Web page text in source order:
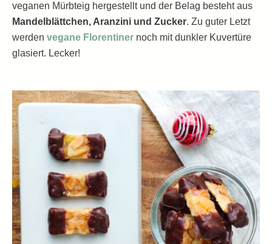
veganen Mürbteig hergestellt und der Belag besteht aus
Mandelblättchen, Aranzini und Zucker. Zu guter Letzt
werden vegane Florentiner noch mit dunkler Kuvertüre
glasiert. Lecker!